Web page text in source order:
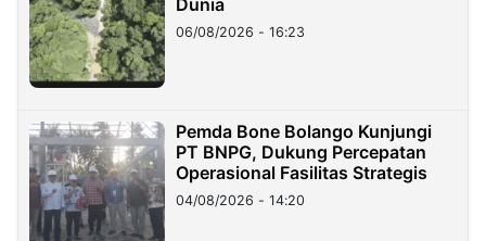
06/08/2026 - 16:23
Pemda Bone Bolango Kunjungi
PT BNPG, Dukung Percepatan
Operasional Fasilitas Strategis
04/08/2026 - 14:20